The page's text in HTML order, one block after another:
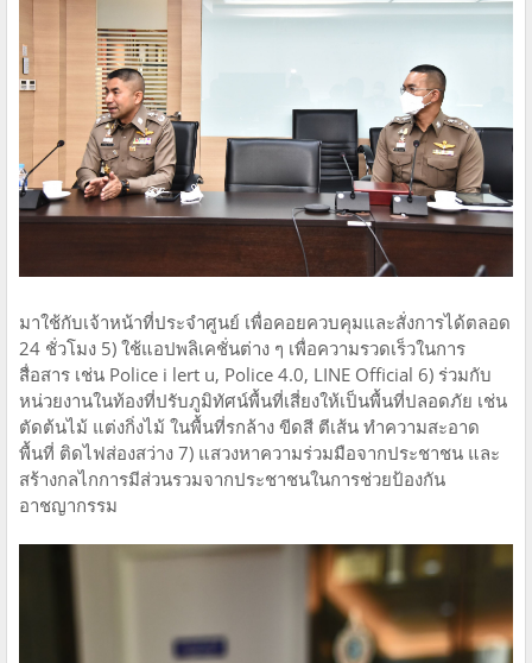
มาใช้กับเจ้าหน้าที่ประจำศูนย์ เพื่อคอยควบคุมและสั่งการได้ตลอด
24 ชั่วโมง 5) ใช้แอปพลิเคชั่นต่าง ๆ เพื่อความรวดเร็วในการ
สื่อสาร เช่น Police i lert u, Police 4.0, LINE Official 6) ร่วมกับ
หน่วยงานในท้องที่ปรับภูมิทัศน์พื้นที่เสี่ยงให้เป็นพื้นที่ปลอดภัย เช่น
ตัดต้นไม้ แต่งกิ่งไม้ ในพื้นที่รกล้าง ขีดสี ตีเส้น ทำความสะอาด
พื้นที่ ติดไฟส่องสว่าง 7) แสวงหาความร่วมมือจากประชาชน และ
สร้างกลไกการมีส่วนรวมจากประชาชนในการช่วยป้องกัน
อาชญากรรม